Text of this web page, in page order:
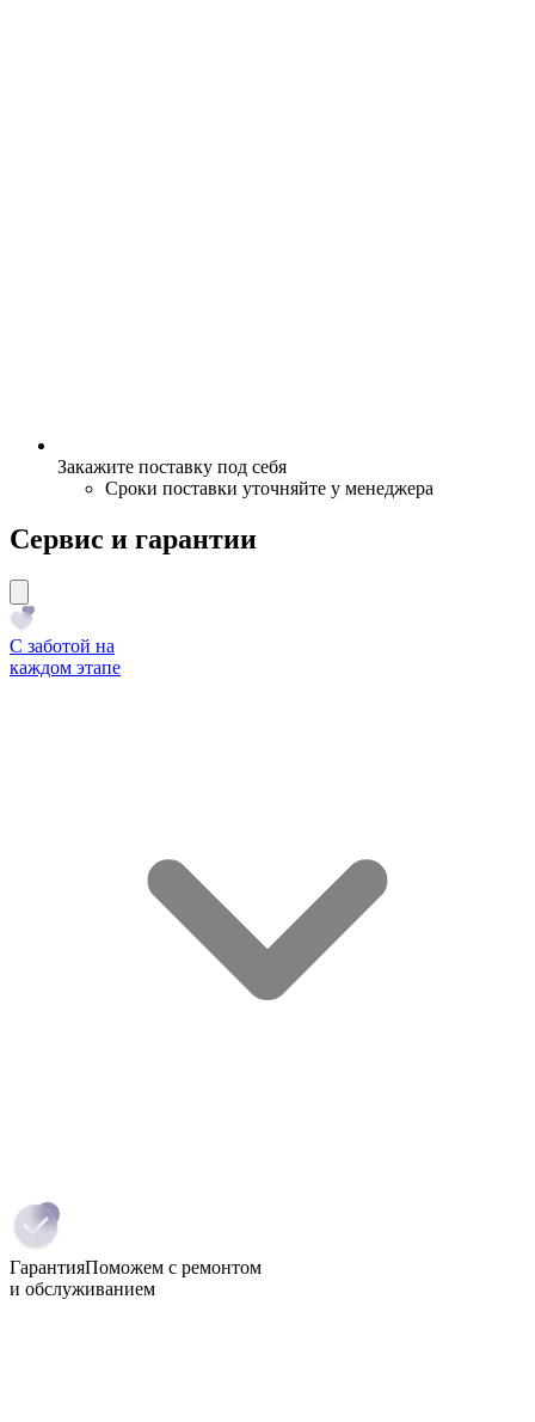
Закажите поставку под себя
Сроки поставки уточняйте у менеджера
Сервис и гарантии
С заботой на
каждом этапе
ГарантияПоможем с ремонтом
и обслуживанием